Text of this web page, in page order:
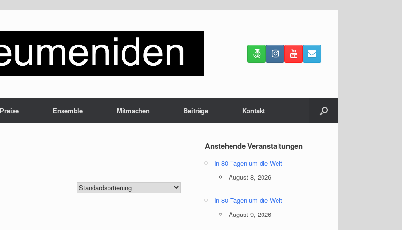
Preise Ensemble Mitmachen Beiträge Kontakt
Anstehende Veranstaltungen
In 80 Tagen um die Welt
August 8, 2026
In 80 Tagen um die Welt
August 9, 2026